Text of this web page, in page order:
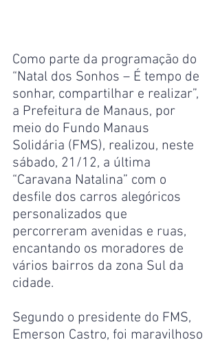
Como parte da programação do
“Natal dos Sonhos – É tempo de
sonhar, compartilhar e realizar”,
a Prefeitura de Manaus, por
meio do Fundo Manaus
Solidária (FMS), realizou, neste
sábado, 21/12, a última
“Caravana Natalina” com o
desfile dos carros alegóricos
personalizados que
percorreram avenidas e ruas,
encantando os moradores de
vários bairros da zona Sul da
cidade.
Segundo o presidente do FMS,
Emerson Castro, foi maravilhoso